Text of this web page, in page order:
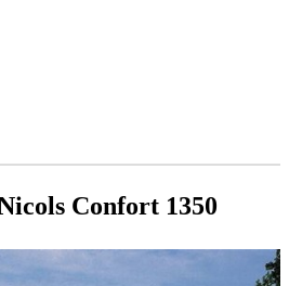
Confort 1350